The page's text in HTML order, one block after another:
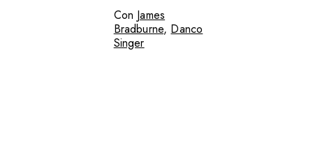
Con James
Bradburne, Danco
Singer